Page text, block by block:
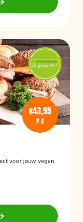
€43,95
P.S
voor jouw vegan